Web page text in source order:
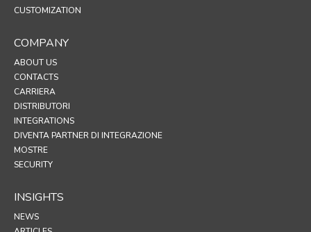
CUSTOMIZATION
COMPANY
ABOUT US
CONTACTS
CARRIERA
DISTRIBUTORI
INTEGRATIONS
DIVENTA PARTNER DI INTEGRAZIONE
MOSTRE
SECURITY
INSIGHTS
NEWS